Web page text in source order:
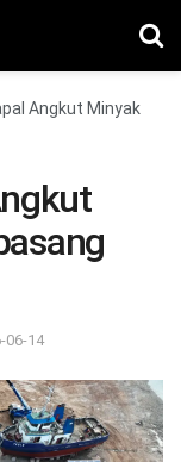
Angkut Minyak
06-14